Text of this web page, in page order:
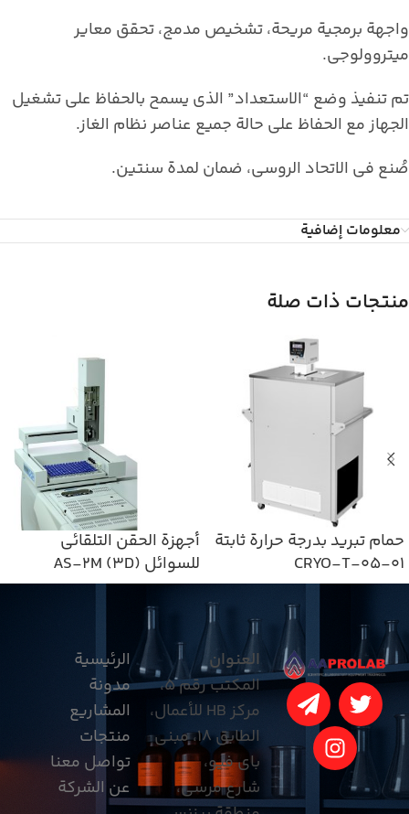
واجهة برمجية مريحة، تشخيص مدمج، تحقق معاير
ميتروولوجي.
تم تنفيذ وضع “الاستعداد” الذي يسمح بالحفاظ على تشغيل
الجهاز مع الحفاظ على حالة جميع عناصر نظام الغاز.
صُنع في الاتحاد الروسي، ضمان لمدة سنتين.
معلومات إضافية
منتجات ذات صلة
حمام تبريد بدرجة حرارة ثابتة
CRYO-T-05-01
أجهزة الحقن التلقائي
للسوائل AS-2M (3D)
العنوان
المكتب رقم 5،
مركز HB للأعمال،
الطابق 18، مبنى
باي فيو،
شارع مرسى،
الرئيسية
مدونة
المشاريع
منتجات
تواصل معنا
عن الشركة